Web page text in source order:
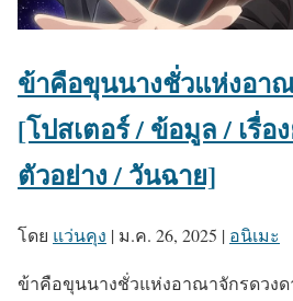
ข้าคือขุนนางชั่วแห่งอา
[โปสเตอร์ / ข้อมูล / เรื่อ
ตัวอย่าง / วันฉาย]
โดย แว่นคุง | ม.ค. 26, 2025 | อนิเมะ
ข้าคือขุนนางชั่วแห่งอาณาจักรดวงด